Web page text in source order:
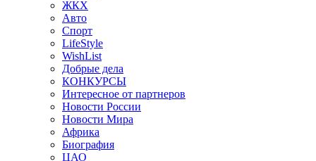
ЖКХ
Авто
Спорт
LifeStyle
WishList
Добрые дела
КОНКУРСЫ
Интересное от партнеров
Новости России
Новости Мира
Африка
Биография
ЦАО